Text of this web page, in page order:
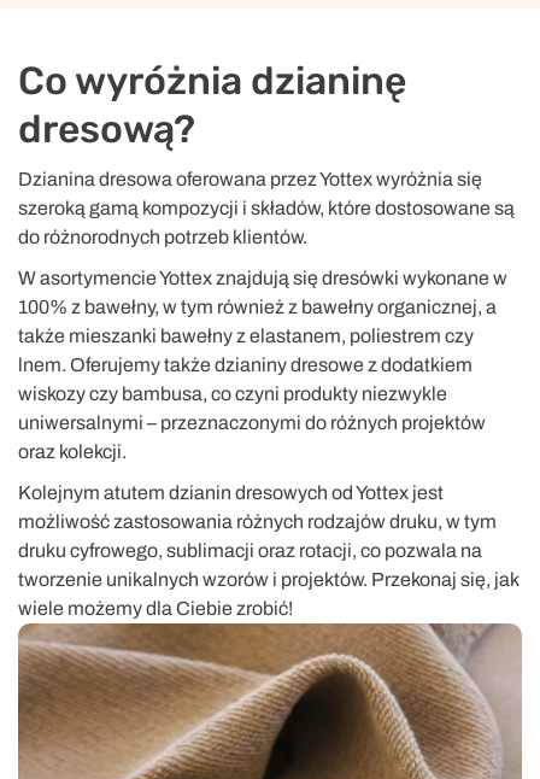
Co wyróżnia dzianinę
dresową?
Dzianina dresowa oferowana przez Yottex wyróżnia się
szeroką gamą kompozycji i składów, które dostosowane są
do różnorodnych potrzeb klientów.
W asortymencie Yottex znajdują się dresówki wykonane w
100% z bawełny, w tym również z bawełny organicznej, a
także mieszanki bawełny z elastanem, poliestrem czy
lnem. Oferujemy także dzianiny dresowe z dodatkiem
wiskozy czy bambusa, co czyni produkty niezwykle
uniwersalnymi – przeznaczonymi do różnych projektów
oraz kolekcji.
Kolejnym atutem dzianin dresowych od Yottex jest
możliwość zastosowania różnych rodzajów druku, w tym
druku cyfrowego, sublimacji oraz rotacji, co pozwala na
tworzenie unikalnych wzorów i projektów. Przekonaj się, jak
wiele możemy dla Ciebie zrobić!